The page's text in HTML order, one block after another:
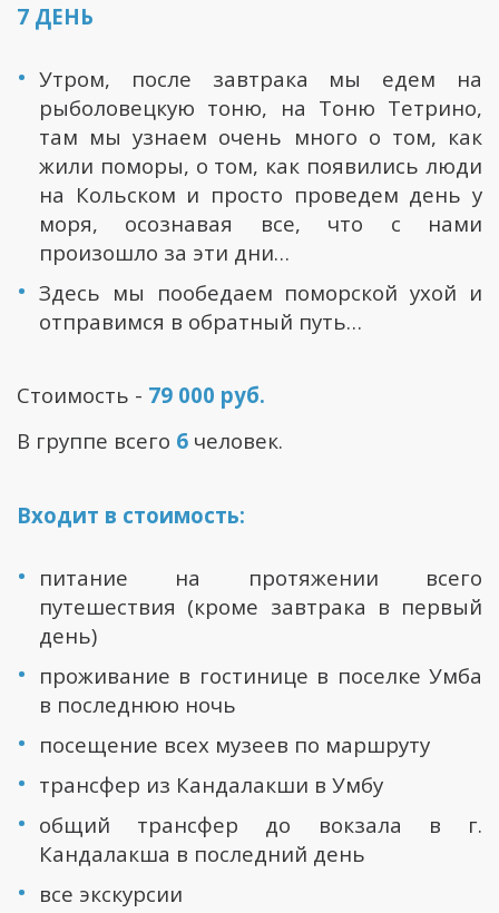
7 ДЕНЬ
Утром, после завтрака мы едем на
рыболовецкую тоню, на Тоню Тетрино,
там мы узнаем очень много о том, как
жили поморы, о том, как появились люди
на Кольском и просто проведем день у
моря, осознавая все, что с нами
произошло за эти дни…
Здесь мы пообедаем поморской ухой и
отправимся в обратный путь…
Стоимость - 79 000 руб.
В группе всего 6 человек.
Входит в стоимость:
питание на протяжении всего
путешествия (кроме завтрака в первый
день)
проживание в гостинице в поселке Умба
в последнюю ночь
посещение всех музеев по маршруту
трансфер из Кандалакши в Умбу
общий трансфер до вокзала в г.
Кандалакша в последний день
все экскурсии